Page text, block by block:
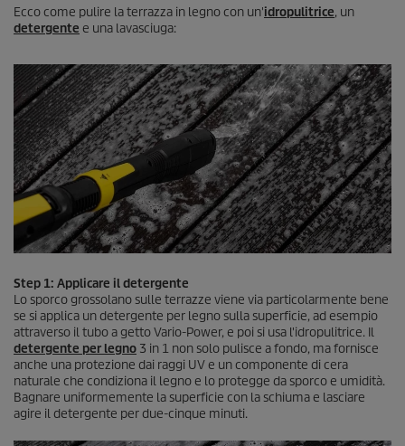
Ecco come pulire la terrazza in legno con un'idropulitrice, un
detergente e una lavasciuga:
Step 1: Applicare il detergente
Lo sporco grossolano sulle terrazze viene via particolarmente bene
se si applica un detergente per legno sulla superficie, ad esempio
attraverso il tubo a getto Vario-Power, e poi si usa l'idropulitrice. Il
detergente per legno 3 in 1 non solo pulisce a fondo, ma fornisce
anche una protezione dai raggi UV e un componente di cera
naturale che condiziona il legno e lo protegge da sporco e umidità.
Bagnare uniformemente la superficie con la schiuma e lasciare
agire il detergente per due-cinque minuti.